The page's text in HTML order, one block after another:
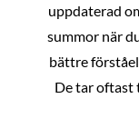
uppdaterad
summor när
bättre
De tar oftast